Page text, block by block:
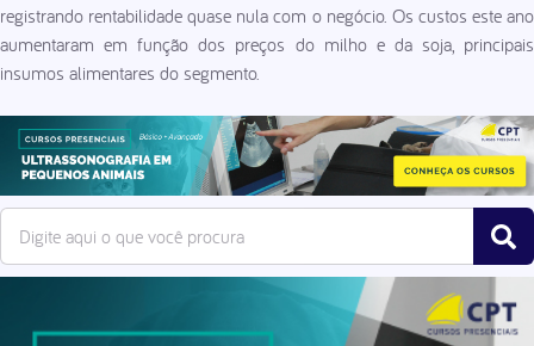
registrando rentabilidade quase nula com o negócio. Os custos este ano
aumentaram em função dos preços do milho e da soja, principais
insumos alimentares do segmento.